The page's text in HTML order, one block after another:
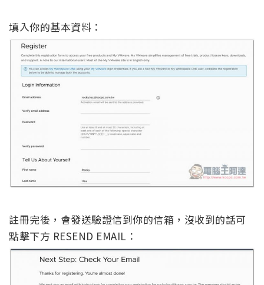
填入你的基本資料：
註冊完後，會發送驗證信到你的信箱，沒收到的話可
點擊下方 RESEND EMAIL：